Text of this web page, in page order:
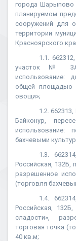
города Шарыпово
планируемом
сооружений для
территории
Красноярского
1.1.
участок №
использование:
общей площадью
овощи»;
1.2.
Байконур,
использование:
бахчевыми
1.3.
Российская, 132Б,
разрешенное
(торговля
1.4.
Российская,
сладости»,
торговая точка
40 кв.м;